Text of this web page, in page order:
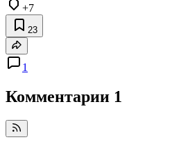
+7
23
1
Комментарии 1